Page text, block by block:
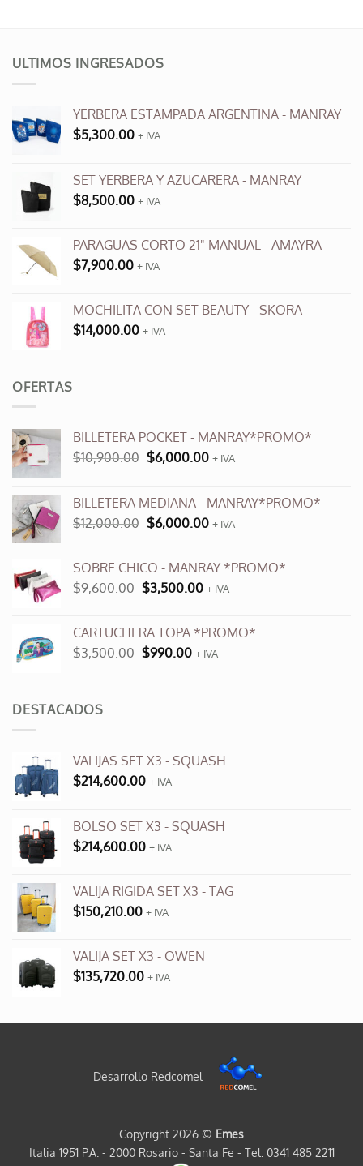
se
la
ULTIMOS INGRESADOS
YERBERA ESTAMPADA ARGENTINA - MANRAY
$5,300.00 + IVA
SET YERBERA Y AZUCARERA - MANRAY
$8,500.00 + IVA
PARAGUAS CORTO 21" MANUAL - AMAYRA
$7,900.00 + IVA
MOCHILITA CON SET BEAUTY - SKORA
$14,000.00 + IVA
OFERTAS
BILLETERA POCKET - MANRAY*PROMO*
$10,900.00 El
era:
$10,900.00.
$6,000.00El
es:
$6,000.00.
+ IVA
BILLETERA MEDIANA - MANRAY*PROMO*
$12,000.00 El
era:
$12,000.00.
$6,000.00El
es:
$6,000.00.
+ IVA
SOBRE CHICO - MANRAY *PROMO*
$9,600.00 El
era:
$9,600.00.
$3,500.00El
es:
$3,500.00.
+ IVA
CARTUCHERA TOPA *PROMO*
$3,500.00 El
$990.00El+ IVA
DESTACADOS
VALIJAS SET X3 - SQUASH
$214,600.00 + IVA
BOLSO SET X3 - SQUASH
$214,600.00 + IVA
VALIJA RIGIDA SET X3 - TAG
$150,210.00 + IVA
VALIJA SET X3 - OWEN
$135,720.00 + IVA
Desarrollo Redcomel
Copyright 2026 © Emes
Italia 1951 P.A. - 2000 Rosario - Santa Fe - Tel: 0341 485 2211